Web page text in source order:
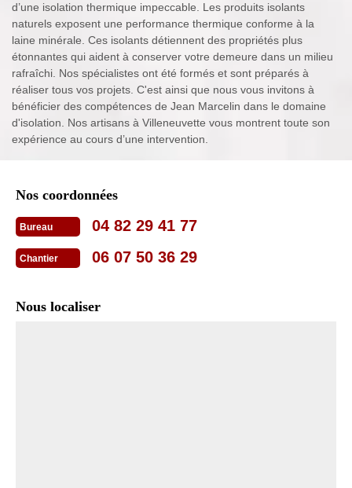
d’une isolation thermique impeccable. Les produits isolants
naturels exposent une performance thermique conforme à la
laine minérale. Ces isolants détiennent des propriétés plus
étonnantes qui aident à conserver votre demeure dans un milieu
rafraîchi. Nos spécialistes ont été formés et sont préparés à
réaliser tous vos projets. C'est ainsi que nous vous invitons à
bénéficier des compétences de Jean Marcelin dans le domaine
d'isolation. Nos artisans à Villeneuvette vous montrent toute son
expérience au cours d’une intervention.
Nos coordonnées
Bureau 04 82 29 41 77
Chantier 06 07 50 36 29
Nous localiser